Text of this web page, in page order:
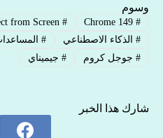
وسوم
#
Chrome 149
#
Select from Screen
#الذكاء الاصطناعي #
#جوجل كروم #جيميناي
شارك هذا الخبر